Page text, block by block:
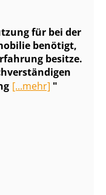
für bei der
benötigt,
besitze.
[...mehr]